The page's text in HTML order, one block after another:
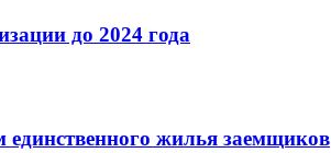
до 2024 года
жилья заемщиков